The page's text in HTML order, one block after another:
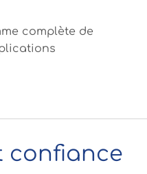
complète de
confiance